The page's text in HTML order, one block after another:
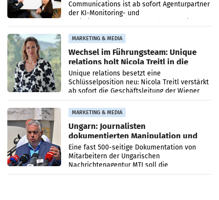
Communications ist ab sofort Agenturpartner
der KI-Monitoring- und
MARKETING & MEDIA
Wechsel im Führungsteam: Unique
relations holt Nicola Treitl in die
Geschäftsleitung
Unique relations besetzt eine
Schlüsselposition neu: Nicola Treitl verstärkt
ab sofort die Geschäftsleitung der Wiener
PR-Agentur an der Seite von Josef Kalina und
Anna Kalina-Mahr.
MARKETING & MEDIA
Ungarn: Journalisten
dokumentierten Manipulation und
Zensur
Eine fast 500-seitige Dokumentation von
Mitarbeitern der Ungarischen
Nachrichtenagentur MTI soll die
systematische Nachrichten-Manipulation und